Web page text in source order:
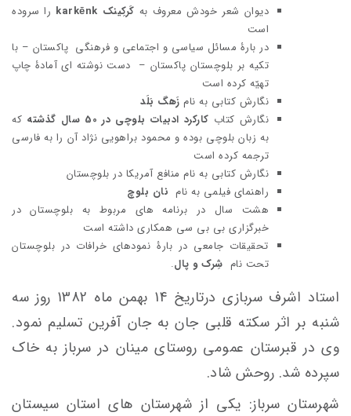
دیوان شعر خودش معروف به کَرکِینک karkēnk را سروده
است
در بارۀ مسائل سیاسی و اجتماعی و فرهنگی پاکستان – با
تکیه بر بلوچستان پاکستان – دست نوشته ای آمادۀ چاپ
تهیّه کرده است
نگارش کتابی به نام زَهگ بَلَد
نگارش کتاب کارکرد ادبیات بلوچی در 50 سال گذشته
که
به زبان بلوچی بوده و محمود براهویی نژاد آن را به فارسی
ترجمه کرده است
نگارش کتابی به نام منافع آمریکا در بلوچستان
راهنمای فیلمی به نام نان بلوچ
هشت سال در برنامه های مربوط به بلوچستان در
خبرگزاری بی بی سی همکاری داشته است
تحقیقات جامعی در بارۀ نمودهای خرافات در بلوچستان
تحت نام شِرک و پال.
استاد اشرف سربازی درتاریخ 14 بهمن ماه 1382 روز سه
شنبه بر اثر سکته قلبی جان به جان آفرین تسلیم نمود.
وی در قبرستان عمومی روستای مینان در سرباز به خاک
سپرده شد. روحش شاد.
شهرستان سرباز: یکی از شهرستان های استان سیستان